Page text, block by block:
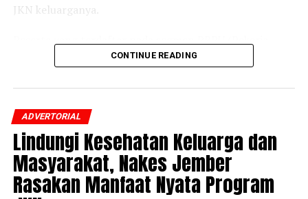
JKN keluarganya.
Bukan Penerima Upah) dan BP (Bukan Pekerja)
Pemerintah Daerah itu mengaku awalnya belum
mengetahui adanya program tersebut.
Setelah mendapatkan penjelasan dari petugas BPJS
Kesehatan mengenai skema cicilan dan prosedur
pendaftarannya, ia pun memutuskan mengikuti
Program REHAB 3.0.
CONTINUE READING
ADVERTORIAL
Lindungi Kesehatan Keluarga dan
Masyarakat, Nakes Jember
Rasakan Manfaat Nyata Program